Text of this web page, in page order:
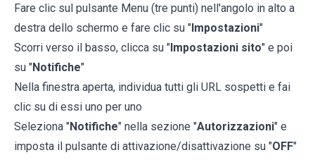
Fare clic sul pulsante Menu (tre punti) nell'angolo in alto a
destra dello schermo e fare clic su "Impostazioni"
Scorri verso il basso, clicca su "Impostazioni sito" e poi
su "Notifiche"
Nella finestra aperta, individua tutti gli URL sospetti e fai
clic su di essi uno per uno
Seleziona "Notifiche" nella sezione "Autorizzazioni" e
imposta il pulsante di attivazione/disattivazione su "OFF"